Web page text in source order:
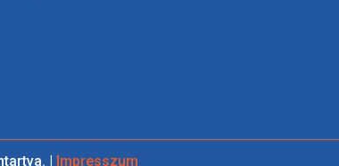
| Impresszum